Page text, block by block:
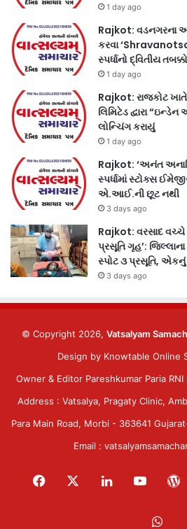
1 day ago
Rajkot: વડનગરના
કરવા
સ્પર્ધાનો દ્વિતીય
1 day ago
Rajkot: રાજકોટ
લિમિટેડ દ્વારા
લોન્ચિંગ કરાયું
1 day ago
Rajkot: ‘અનંત
સ્પર્ધામાં સ્ટોક્સ
એ.આઈ.ની છૂટ નથી
3 days ago
Rajkot: વરસાદ
પ્રસૂતિ ગૃહ’:
સ્પોટ ૩ પ્રસૂતિ, એકનું
3 days ago
© Copyright 2026, Vatsalyam
Design by Knowtable Online
Owner & Editor Pareshkumar Paria
Address : Vatsalya, Pragaty Clinic,
Para Main Road, Morbi - 363641
Email :
Facebook LinkedIn